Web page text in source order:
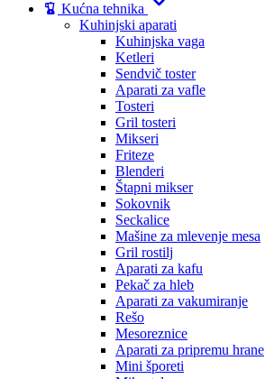
Kućna tehnika
Kuhinjski aparati
Kuhinjska vaga
Ketleri
Sendvič toster
Aparati za vafle
Tosteri
Gril tosteri
Mikseri
Friteze
Blenderi
Štapni mikser
Sokovnik
Seckalice
Mašine za mlevenje mesa
Gril rostilj
Aparati za kafu
Pekač za hleb
Aparati za vakumiranje
Rešo
Mesoreznice
Aparati za pripremu hrane
Mini šporeti